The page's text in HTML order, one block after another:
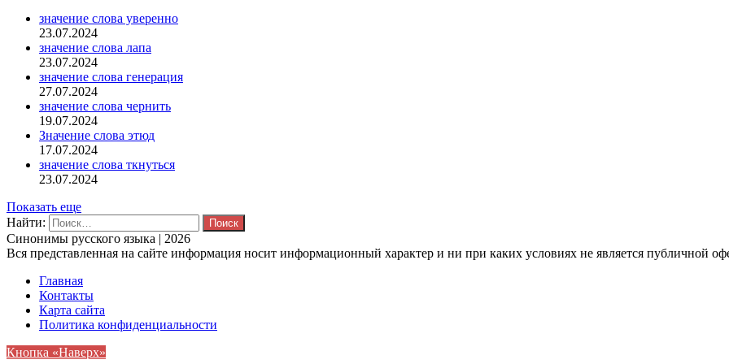
значение слова уверенно
23.07.2024
значение слова лапа
23.07.2024
значение слова генерация
27.07.2024
значение слова чернить
19.07.2024
Значение слова этюд
17.07.2024
значение слова ткнуться
23.07.2024
Показать еще
Найти:
Синонимы русского языка | 2026
Вся представленная на сайте информация носит информационный характер и ни при каких условиях не является публичной
Главная
Контакты
Карта сайта
Политика конфиденциальности
Кнопка «Наверх»